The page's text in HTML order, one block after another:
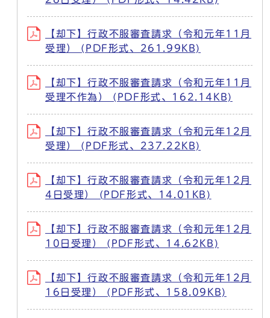
【却下】行政不服審査請求（令和元年11月
受理） (PDF形式、261.99KB)
【却下】行政不服審査請求（令和元年11月
受理不作為） (PDF形式、162.14KB)
【却下】行政不服審査請求（令和元年12月
受理） (PDF形式、237.22KB)
【却下】行政不服審査請求（令和元年12月
4日受理） (PDF形式、14.01KB)
【却下】行政不服審査請求（令和元年12月
10日受理） (PDF形式、14.62KB)
【却下】行政不服審査請求（令和元年12月
16日受理） (PDF形式、158.09KB)